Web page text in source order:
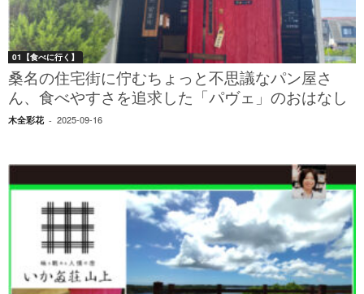
01【食べに行く】
桑名の住宅街に佇むちょっと不思議なパン屋さ
ん、食べやすさを追求した「パヴェ」のおはなし
木全彩花 - 2025-09-16